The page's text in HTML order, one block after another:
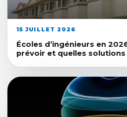
15 JUILLET 2026
Écoles d’ingénieurs en
prévoir et quelles solutions